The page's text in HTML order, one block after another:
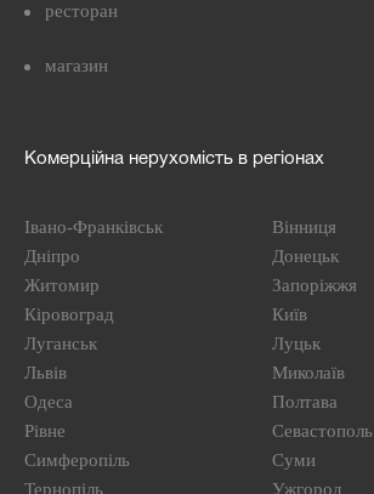
ресторан
магазин
Комерційна нерухомість в регіонах
Івано-Франківськ
Вінниця
Дніпро
Донецьк
Житомир
Запоріжжя
Кіровоград
Київ
Луганськ
Луцьк
Львів
Миколаїв
Одеса
Полтава
Рівне
Севастополь
Симферопіль
Суми
Тернопіль
Ужгород